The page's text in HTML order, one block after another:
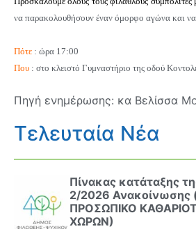
να παρακολουθήσουν έναν όμορφο αγώνα και να
Πότε : ώρα 17:00
Που : στο κλειστό Γυμναστήριο της οδού
Πηγή ενημέρωσης: κα Βελίσσα
Τελευταία Νέα
Πίνακας κατάταξης
2/2026 Ανακοίνωσης
ΠΡΟΣΩΠΙΚΟ
ΧΩΡΩΝ)